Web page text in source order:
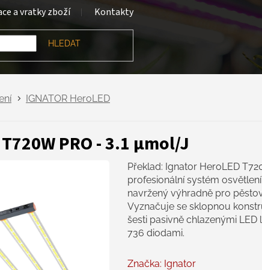
a vratky zboží Kontakty
HLEDAT
IGNATOR HeroLED
PRO - 3.1 μmol/J
Překlad: Ignator HeroLED
profesionální systém
navržený výhradně pro
Vyznačuje se sklopnou
šesti pasivně chlazenými
736 diodami.
Značka: Ignator